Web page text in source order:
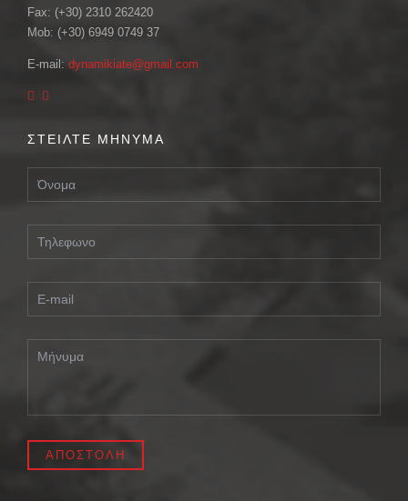
Fax: (+30) 2310 262420
Mob: (+30) 6949 0749 37
E-mail: dynamikiate@gmail.com
ΣΤΕΙΛΤΕ ΜΗΝΥΜΑ